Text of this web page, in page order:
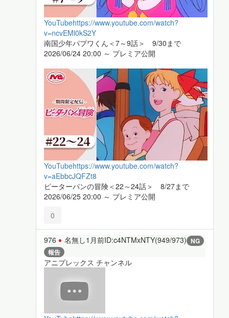
YouTubehttps://www.youtube.com/watch?
v=ncvEMl0kS2Y
南国少年パプワくん＜7～9話＞ 9/30まで
2026/06/24 20:00 ～ プレミア公開
YouTubehttps://www.youtube.com/watch?
v=aEbbcJQFZt8
ピーターパンの冒険＜22～24話＞ 8/27まで
2026/06/25 20:00 ～ プレミア公開
0
976 名無し1月前ID:c4NTMxNTY(949/973) NG
報告
アニプレックス チャンネル